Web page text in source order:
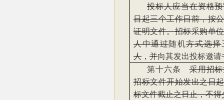
投标人应当在资格
日起三个工作日前，按
证明文件。招标采购单
人中通过随机方式选择
人 ， 并向其发出投标邀请
第十六条采用招
招标文件开始发出之日
标文件截止之日止，不得